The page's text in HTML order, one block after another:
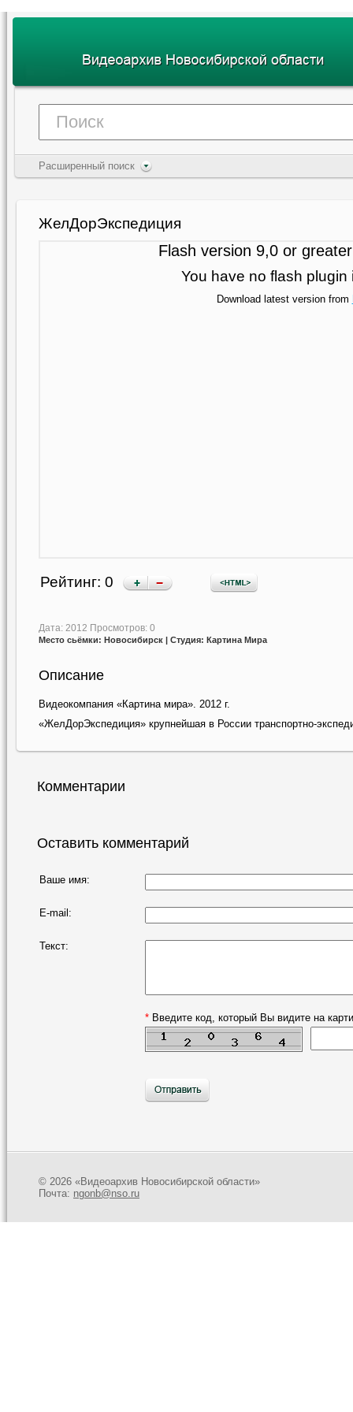
Расширенный поиск
ЖелДорЭкспедиция
Flash version 9,0 or
You have no flash plugin
Download latest version from
Рейтинг: 0
Дата: 2012 Просмотров: 0
Место сьёмки: Новосибирск | Студия: Картина Мира
Описание
Видеокомпания «Картина мира». 2012 г.
«ЖелДорЭкспедиция» крупнейшая в России транспортно-
Комментарии
Оставить комментарий
Ваше имя:
E-mail:
Текст:
* Введите код, который Вы видите на
© 2026 «Видеоархив Новосибирской области»
Почта: ngonb@nso.ru